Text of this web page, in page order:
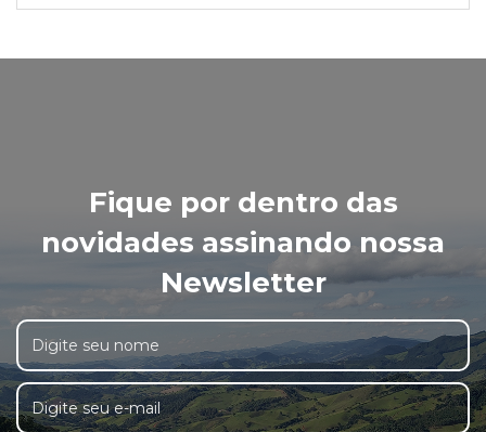
Fique por dentro das
novidades assinando nossa
Newsletter